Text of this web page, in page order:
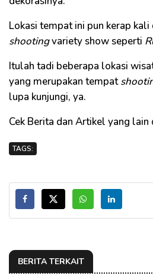
Lokasi tempat ini pun kerap
shootingvariety show seperti
Itulah tadi beberapa lokasi
yang merupakan tempat
lupa kunjungi, ya.
Cek Berita dan Artikel yang lain
TAGS:
BERITA TERKAIT